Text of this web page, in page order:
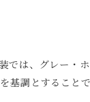
では、グレー・
基調とすること